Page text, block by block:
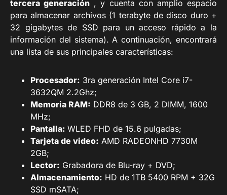
tercera generación , y cuenta con amplio espacio
para almacenar archivos (1 terabyte de disco duro +
32 gigabytes de SSD para un acceso rápido a la
información del sistema). A continuación, encontrará
una lista de sus principales características:
Procesador: 3ra generación Intel Core i7-
3632QM 2.2Ghz;
Memoria RAM: DDR8 de 3 GB, 2 DIMM, 1600
MHz;
Pantalla: WLED FHD de 15.6 pulgadas;
Tarjeta de video: AMD RADEONHD 7730M
2GB;
Lector: Grabadora de Blu-ray + DVD;
Almacenamiento: HD de 1TB 5400 RPM + 32G
SSD mSATA;